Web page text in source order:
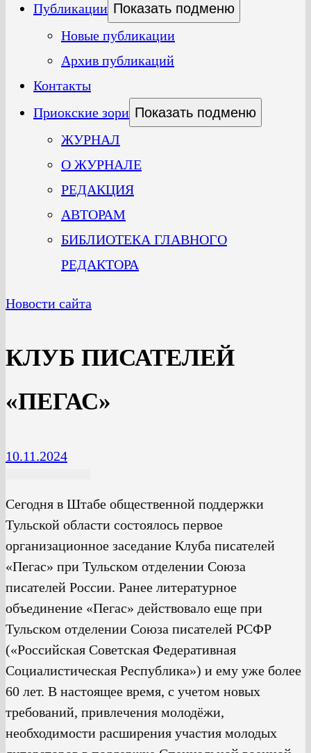
Публикации Показать подменю
Новые публикации
Архив публикаций
Контакты
Приокские зори Показать подменю
ЖУРНАЛ
О ЖУРНАЛЕ
РЕДАКЦИЯ
АВТОРАМ
БИБЛИОТЕКА ГЛАВНОГО
РЕДАКТОРА
Новости сайта
КЛУБ ПИСАТЕЛЕЙ
«ПЕГАС»
10.11.2024
Сегодня в Штабе общественной поддержки
Тульской области состоялось первое
организационное заседание Клуба писателей
«Пегас» при Тульском отделении Союза
писателей России. Ранее литературное
объединение «Пегас» действовало еще при
Тульском отделении Союза писателей РСФР
(«Российская Советская Федеративная
Социалистическая Республика») и ему уже более
60 лет. В настоящее время, с учетом новых
требований, привлечения молодёжи,
необходимости расширения участия молодых